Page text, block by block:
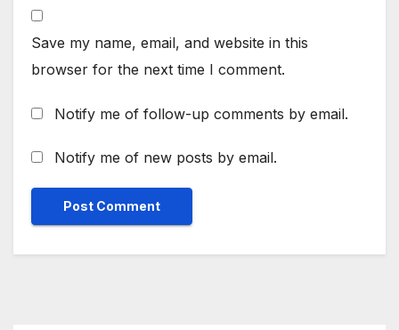
Save my name, email, and website in this
browser for the next time I comment.
Notify me of follow-up comments by email.
Notify me of new posts by email.